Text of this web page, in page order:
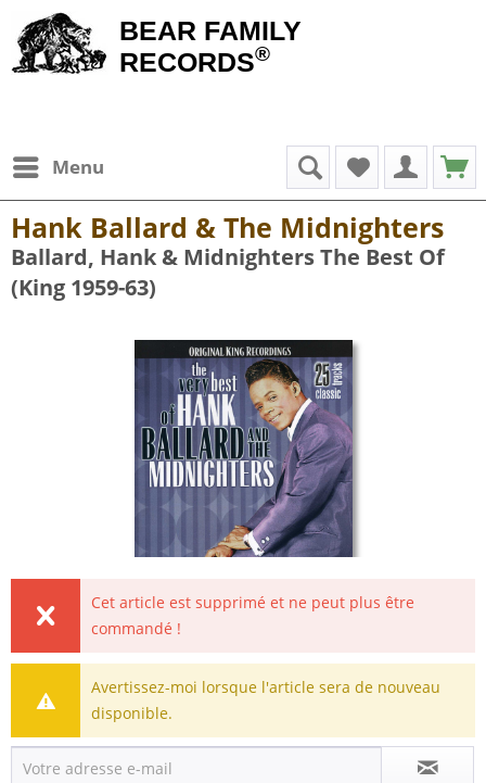
BEAR FAMILY
RECORDS®
Menu
Hank Ballard & The Midnighters
Ballard, Hank & Midnighters The Best Of
(King 1959-63)
Cet article est supprimé et ne peut plus être
commandé !
Avertissez-moi lorsque l'article sera de nouveau
disponible.